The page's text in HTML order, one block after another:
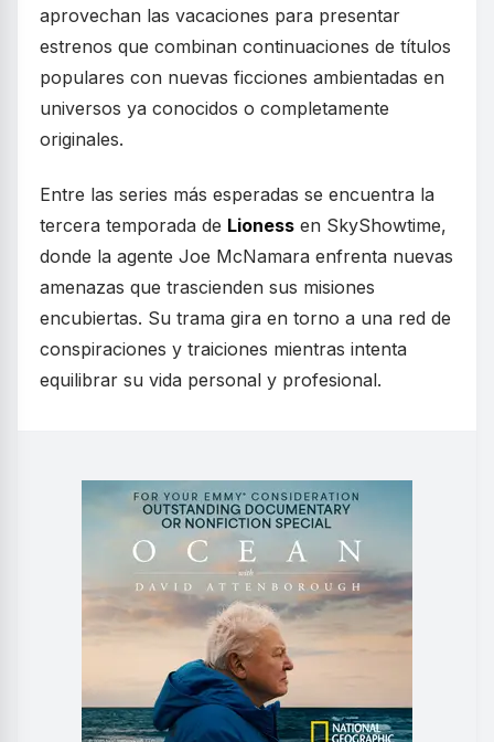
aprovechan las vacaciones para presentar
estrenos que combinan continuaciones de títulos
populares con nuevas ficciones ambientadas en
universos ya conocidos o completamente
originales.
Entre las series más esperadas se encuentra la
tercera temporada de Lioness en SkyShowtime,
donde la agente Joe McNamara enfrenta nuevas
amenazas que trascienden sus misiones
encubiertas. Su trama gira en torno a una red de
conspiraciones y traiciones mientras intenta
equilibrar su vida personal y profesional.